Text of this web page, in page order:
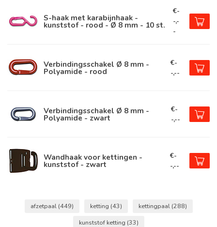
S-haak met karabijnhaak -
kunststof - rood - Ø 8 mm - 10 st.
€-
-,-
-
Verbindingsschakel Ø 8 mm -
Polyamide - rood
€-
-,--
Verbindingsschakel Ø 8 mm -
Polyamide - zwart
€-
-,--
Wandhaak voor kettingen -
kunststof - zwart
€-
-,--
afzetpaal (449) ketting (43) kettingpaal (288)
kunststof ketting (33)